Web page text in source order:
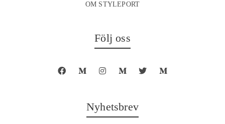
OM STYLEPORT
Följ oss
Nyhetsbrev